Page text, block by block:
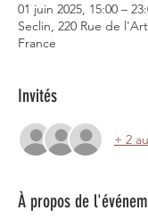
01 juin 2025, 15:00 –
Seclin, 220 Rue de
France
Invités
+ 2
À propos de